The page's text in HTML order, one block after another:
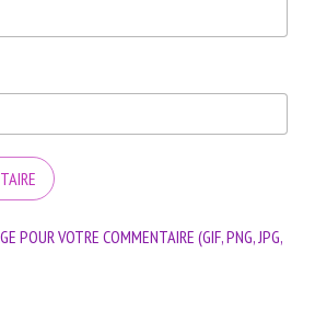
POUR VOTRE COMMENTAIRE (GIF, PNG, JPG,